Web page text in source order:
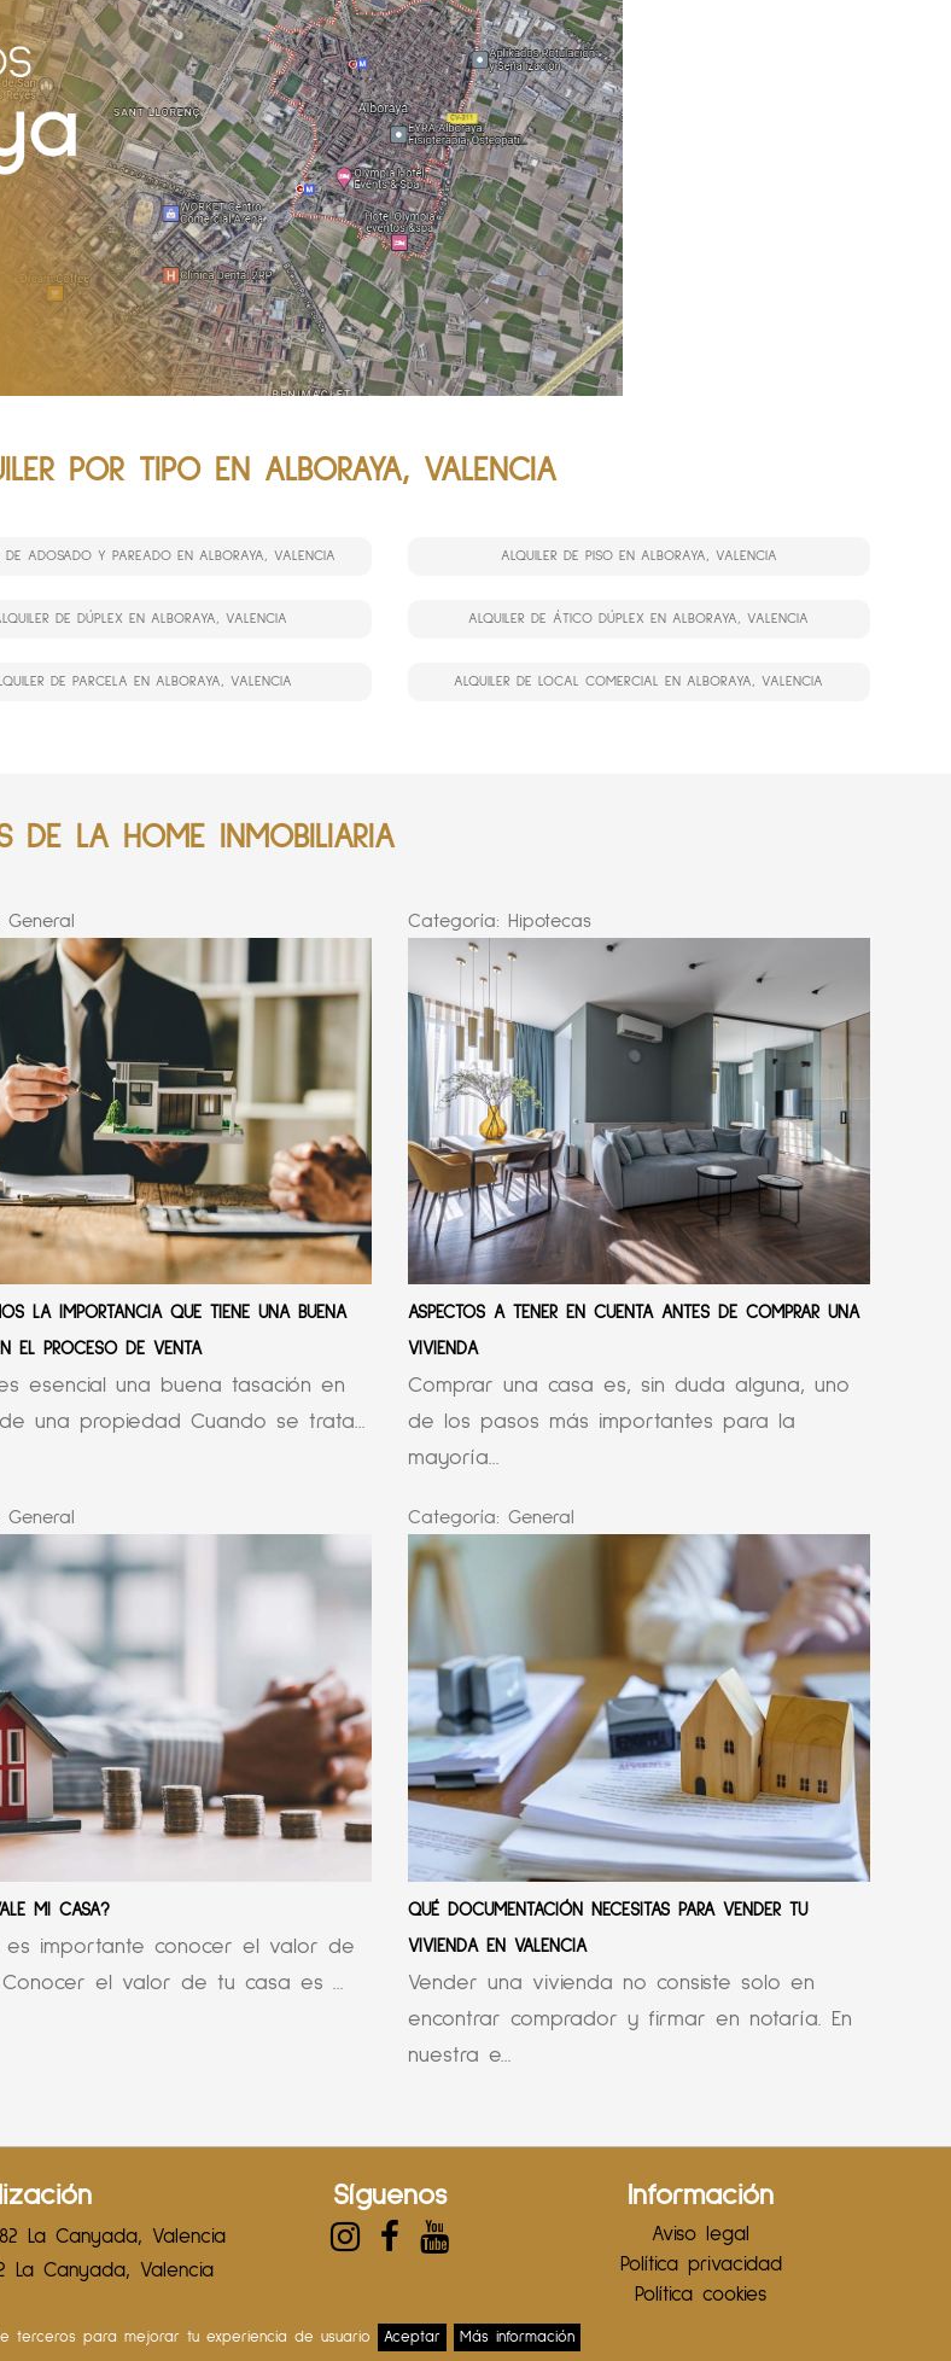
POR TIPO EN ALBORAYA, VALENCIA
DE ADOSADO Y PAREADO EN ALBORAYA, VALENCIA ALQUILER DE PISO EN ALBORAYA, VALENCIA
DE DÚPLEX EN ALBORAYA, VALENCIA ALQUILER DE ÁTICO DÚPLEX EN ALBORAYA, VALENCIA
DE PARCELA EN ALBORAYA, VALENCIA ALQUILER DE LOCAL COMERCIAL EN ALBORAYA, VALENCIA
DE LA HOME INMOBILIARIA
General
LA IMPORTANCIA QUE TIENE UNA BUENA
EL PROCESO DE VENTA
esencial una buena tasación en
una propiedad Cuando se trata...
Categoría: Hipotecas
ASPECTOS A TENER EN CUENTA ANTES DE COMPRAR UNA
VIVIENDA
Comprar una casa es, sin duda alguna, uno
de los pasos más importantes para la
mayoría...
General
MI CASA?
es importante conocer el valor de
el valor de tu casa es ...
Categoría: General
QUÉ DOCUMENTACIÓN NECESITAS PARA VENDER TU
VIVIENDA EN VALENCIA
Vender una vivienda no consiste solo en
encontrar comprador y firmar en notaría. En
nuestra e...
La Canyada, Valencia
La Canyada, Valencia
Síguenos Información
Aviso legal
Política privacidad
Política cookies
Proyectos Digitales Web
terceros para mejorar tu experiencia de usuario Aceptar Más información